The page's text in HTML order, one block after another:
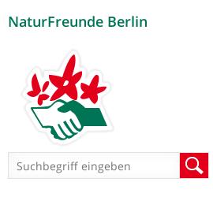
NaturFreunde Berlin
Suchformular